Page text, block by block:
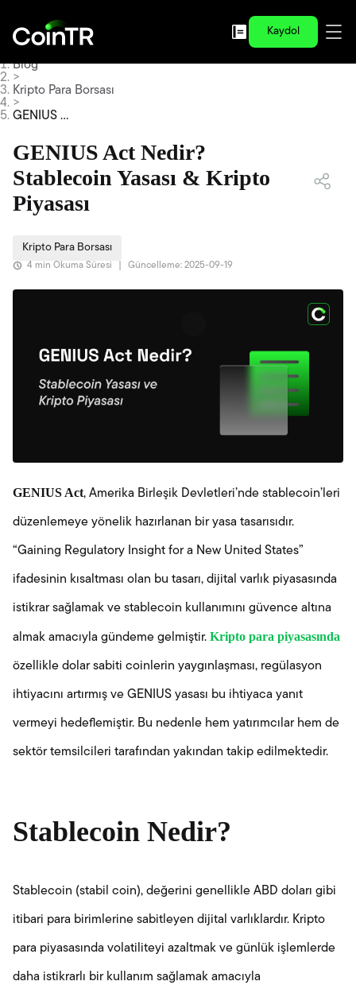
Kaydol
Blog
>
Kripto Para Borsası
>
GENIUS A
n Yasası &
asası
GENIUS Act Nedir?
Stablecoin Yasası & Kripto
Piyasası
Kripto Para Borsası
4 min Okuma Süresi Güncelleme: 2025-09-19
GENIUS Act, Amerika Birleşik Devletleri’nde stablecoin’leri
düzenlemeye yönelik hazırlanan bir yasa tasarısıdır.
“Gaining Regulatory Insight for a New United States”
ifadesinin kısaltması olan bu tasarı, dijital varlık piyasasında
istikrar sağlamak ve stablecoin kullanımını güvence altına
almak amacıyla gündeme gelmiştir. Kripto para piyasasında
özellikle dolar sabiti coinlerin yaygınlaşması, regülasyon
ihtiyacını artırmış ve GENIUS yasası bu ihtiyaca yanıt
vermeyi hedeflemiştir. Bu nedenle hem yatırımcılar hem de
sektör temsilcileri tarafından yakından takip edilmektedir.
Stablecoin Nedir?
Stablecoin (stabil coin), değerini genellikle ABD doları gibi
itibari para birimlerine sabitleyen dijital varlıklardır. Kripto
para piyasasında volatiliteyi azaltmak ve günlük işlemlerde
daha istikrarlı bir kullanım sağlamak amacıyla